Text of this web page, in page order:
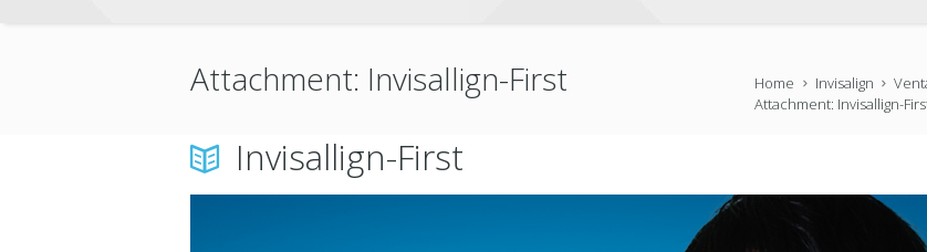
Attachment: Invisallign-First Home Invisalign
Attachment: Invisallign-
Invisallign-First